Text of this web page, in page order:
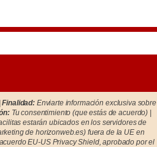
Finalidad: Enviarte información exclusiva sobre
Tu consentimiento (que estás de acuerdo) |
estarán ubicados en los servidores de
de horizonweb.es) fuera de la UE en
EU-US Privacy Shield, aprobado por el